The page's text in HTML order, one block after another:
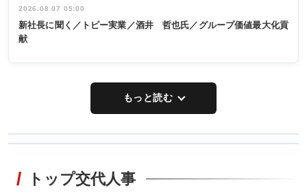
2026.08.07 05:00
新社長に聞く／トピー実業／酒井 哲也氏／グループ価値最大化貢
献
もっと読む
非鉄業界で
タックトレー
トップ交代人事